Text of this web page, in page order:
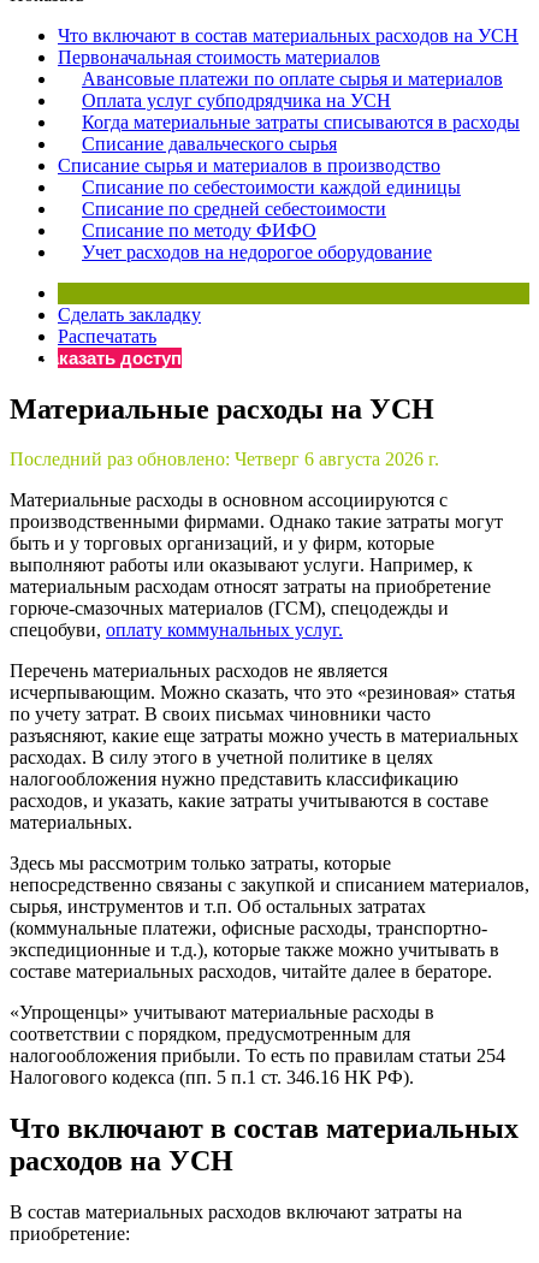
Бератор
«Практическая энциклопедия бухгалтера»
Материалы электронного журнала
«Нормативные акты для бухгалтера»
Материалы электронного журнала
«Практическая бухгалтерия»
Онлайн-сервисы «Учетная политика» и «Алгоритмы
Что включают в состав материальных расходов на УСН
Первоначальная стоимость материалов
Авансовые платежи по оплате сырья и материалов
Оплата услуг субподрядчика на УСН
Когда материальные затраты списываются в расходы
Списание давальческого сырья
Списание сырья и материалов в производство
Списание по себестоимости каждой единицы
Списание по средней себестоимости
Списание по методу ФИФО
Учет расходов на недорогое оборудование
Сделать закладку
Распечатать
Заказать доступ
Материальные расходы на УСН
Последний раз обновлено: Четверг 6 августа 2026 г.
Материальные расходы в основном ассоциируются с
производственными фирмами. Однако такие затраты могут
быть и у торговых организаций, и у фирм, которые
выполняют работы или оказывают услуги. Например, к
материальным расходам относят затраты на приобретение
горюче-смазочных материалов (ГСМ), спецодежды и
спецобуви, оплату коммунальных услуг.
Перечень материальных расходов не является
исчерпывающим. Можно сказать, что это «резиновая» статья
по учету затрат. В своих письмах чиновники часто
разъясняют, какие еще затраты можно учесть в материальных
расходах. В силу этого в учетной политике в целях
налогообложения нужно представить классификацию
расходов, и указать, какие затраты учитываются в составе
материальных.
Здесь мы рассмотрим только затраты, которые
непосредственно связаны с закупкой и списанием материалов,
сырья, инструментов и т.п. Об остальных затратах
(коммунальные платежи, офисные расходы, транспортно-
экспедиционные и т.д.), которые также можно учитывать в
составе материальных расходов, читайте далее в бераторе.
«Упрощенцы» учитывают материальные расходы в
соответствии с порядком, предусмотренным для
налогообложения прибыли. То есть по правилам статьи 254
Налогового кодекса (пп. 5 п.1 ст. 346.16 НК РФ).
Что включают в состав материальных
расходов на УСН
В состав материальных расходов включают затраты на
приобретение: